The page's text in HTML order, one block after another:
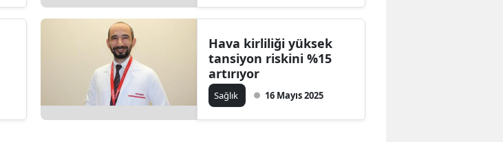
Bitlis
Burdur
Hava kirliliği yüksek
tansiyon riskini %15
artırıyor
Sağlık 16 Mayıs 2025